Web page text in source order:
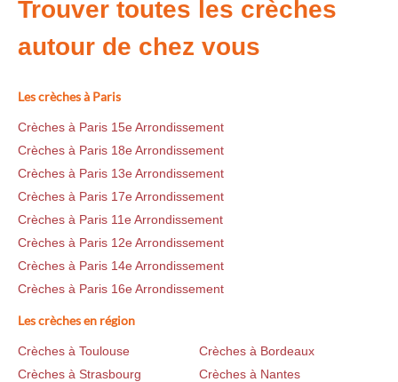
Trouver toutes les crèches
autour de chez vous
Les crèches à Paris
Crèches à Paris 15e Arrondissement
Crèches à Paris 18e Arrondissement
Crèches à Paris 13e Arrondissement
Crèches à Paris 17e Arrondissement
Crèches à Paris 11e Arrondissement
Crèches à Paris 12e Arrondissement
Crèches à Paris 14e Arrondissement
Crèches à Paris 16e Arrondissement
Les crèches en région
Crèches à Toulouse
Crèches à Bordeaux
Crèches à Strasbourg
Crèches à Nantes